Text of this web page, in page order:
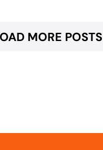
MORE POSTS